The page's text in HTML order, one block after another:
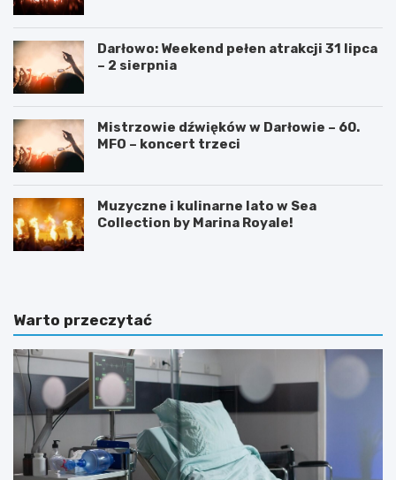
Darłowo: Weekend pełen atrakcji 31 lipca
– 2 sierpnia
Mistrzowie dźwięków w Darłowie – 60.
MFO – koncert trzeci
Muzyczne i kulinarne lato w Sea
Collection by Marina Royale!
Warto przeczytać